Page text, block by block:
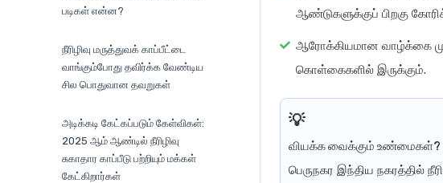
படிகள் என்ன?
நீரிழிவு மருத்துவக் காப்பீட்டை
வாங்கும்போது தவிர்க்க வேண்டிய
சில பொதுவான தவறுகள்
அடிக்கடி கேட்கப்படும் கேள்விகள்:
2025 ஆம் ஆண்டில் நீரிழிவு
சுகாதார காப்பீடு பற்றியும் மக்கள்
கேட்கிறார்கள்
ஆண்டுகளுக்குப் பிறகு
ஆரோக்கியமான வாழ்க்கை
கொள்கைகளில் இருக்கும்.
வியக்க வைக்கும் உண்மைகள்?
பெருநகர இந்திய நகரத்தில்